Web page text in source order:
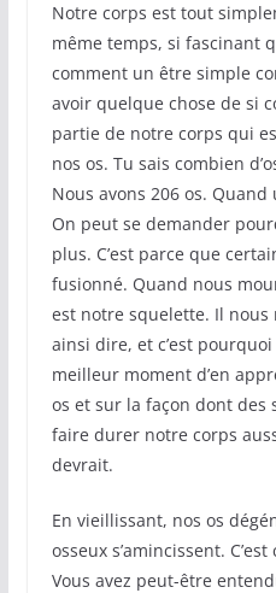
Notre corps est tout
même temps, si fascinant
comment un être simple
avoir quelque chose de si
partie de notre corps qui
nos os. Tu sais combien
Nous avons 206 os.
On peut se demander
plus. C’est parce que
fusionné. Quand nous
est notre squelette. Il nous
ainsi dire, et c’est
meilleur moment d’en
os et sur la façon dont des
faire durer notre corps
devrait.
En vieillissant, nos os
osseux s’amincissent. C’est
Vous avez peut-être